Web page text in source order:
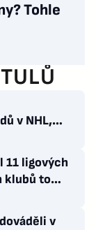
Tohle
v NHL,
11 ligových
klubů to
v